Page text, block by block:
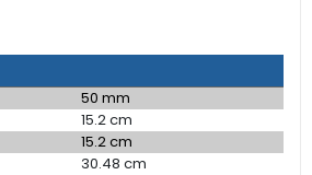
50 mm
15.2 cm
15.2 cm
30.48 cm